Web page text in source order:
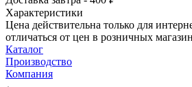
Характеристики
Цена действительна только для
отличаться от цен в розничных
Каталог
Производство
Компания